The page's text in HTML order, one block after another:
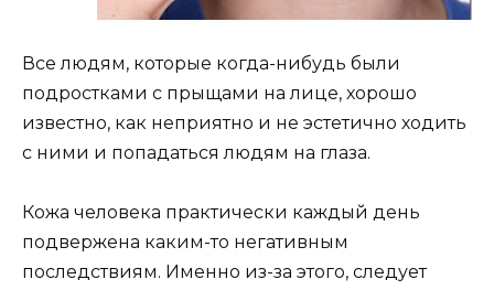
Все людям, которые когда-нибудь были
подростками с прыщами на лице, хорошо
известно, как неприятно и не эстетично ходить
с ними и попадаться людям на глаза.
Кожа человека практически каждый день
подвержена каким-то негативным
последствиям. Именно из-за этого, следует